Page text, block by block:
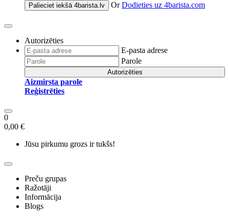
Palieciet iekšā 4barista.lv Or Dodieties uz 4barista.com
Autorizēties
E-pasta adrese
Parole
Autorizēties
Aizmirsta parole
Reģistrēties
0
0,00 €
Jūsu pirkumu grozs ir tukšs!
Preču grupas
Ražotāji
Informācija
Blogs